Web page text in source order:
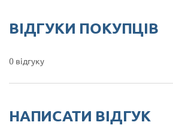
ВІДГУКИ ПОКУПЦІВ
0 відгуку
НАПИСАТИ ВІДГУК